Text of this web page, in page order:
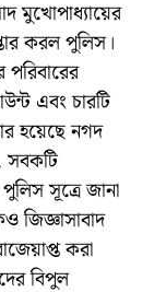
মুখোপাধ্যায়ের
করল পুলিস।
পরিবারের
এবং চারটি
হয়েছে নগদ
সবকটি
সূত্রে জানা
জিজ্ঞাসাবাদ
করা
বিপুল